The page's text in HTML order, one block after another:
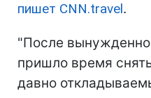
пишет CNN.travel.
"После
пришло время
давно